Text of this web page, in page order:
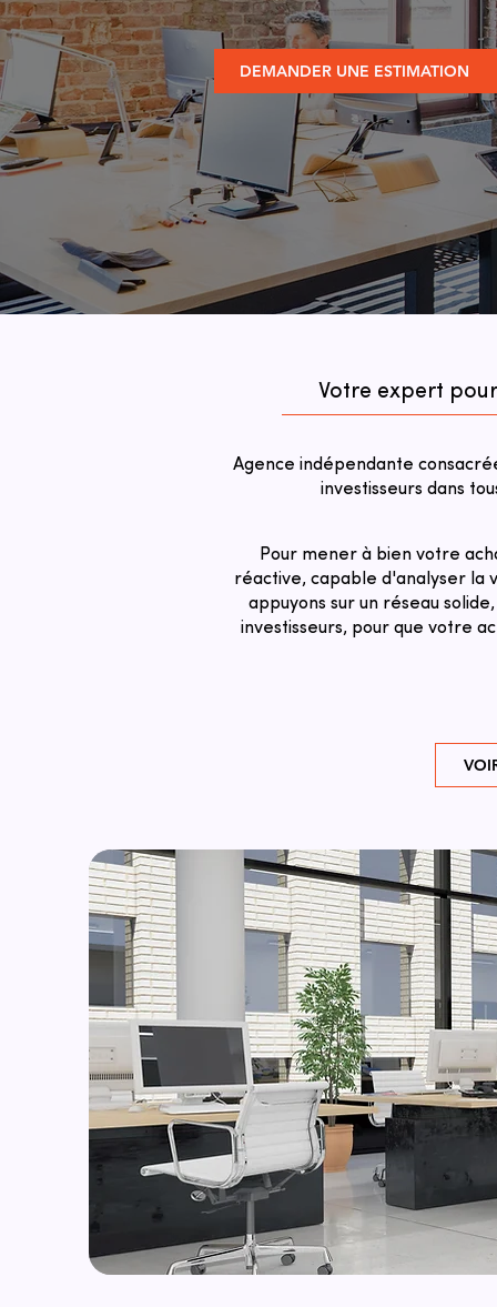
DEMANDER UNE ESTIMATION
Votre expert
Agence indépendante
investisseurs dans
Pour mener à bien votre
réactive, capable d'analyser la
appuyons sur un réseau
investisseurs, pour que votre